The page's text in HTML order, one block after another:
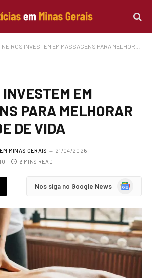
INVESTEM EM MASSAGENS PARA MELHORAR QUALIDADE DE VIDA
EM
PARA MELHORAR
DE VIDA
MINAS GERAIS
21/04/2026
6 MINS READ
Nos siga no Google News
Google